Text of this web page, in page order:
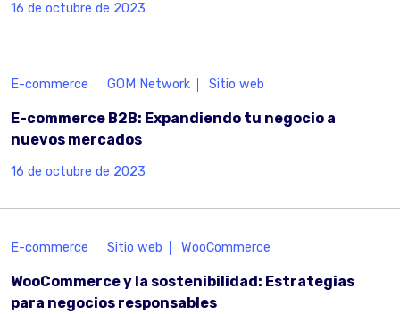
16 de octubre de 2023
E-commerce GOM Network Sitio web
E-commerce B2B: Expandiendo tu negocio a
nuevos mercados
16 de octubre de 2023
E-commerce Sitio web WooCommerce
WooCommerce y la sostenibilidad: Estrategias
para negocios responsables